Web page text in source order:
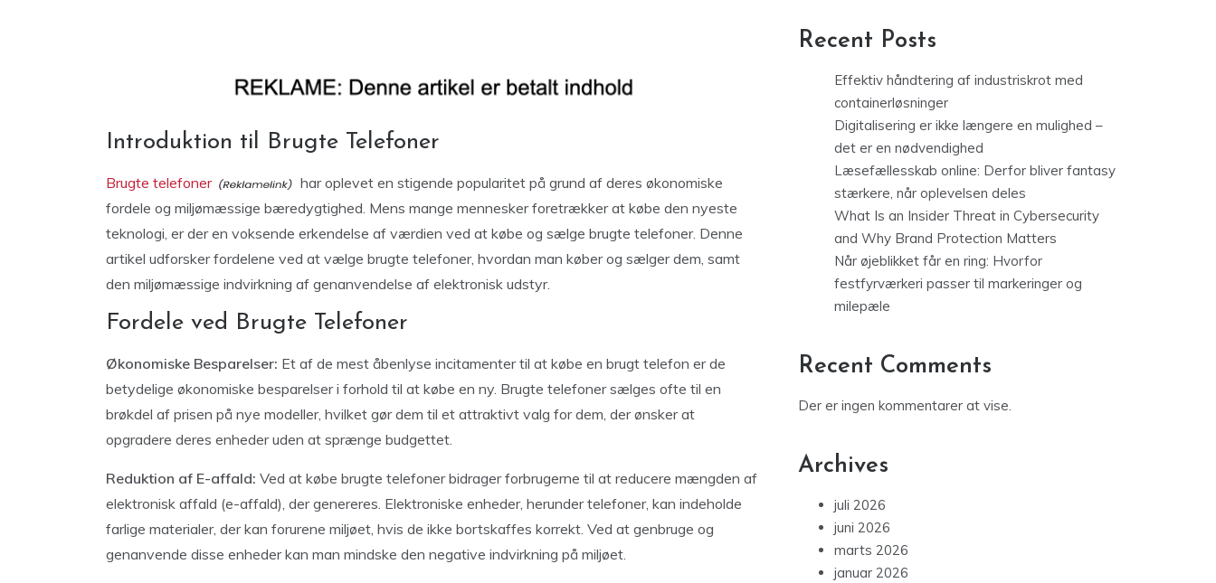
Introduktion til Brugte Telefoner
Brugte telefoner
har oplevet en stigende popularitet på grund af deres økonomiske
fordele og miljømæssige bæredygtighed. Mens mange mennesker foretrækker at købe den nyeste
teknologi, er der en voksende erkendelse af værdien ved at købe og sælge brugte telefoner. Denne
artikel udforsker fordelene ved at vælge brugte telefoner, hvordan man køber og sælger dem, samt
den miljømæssige indvirkning af genanvendelse af elektronisk udstyr.
Fordele ved Brugte Telefoner
Økonomiske Besparelser: Et af de mest åbenlyse incitamenter til at købe en brugt telefon er de
betydelige økonomiske besparelser i forhold til at købe en ny. Brugte telefoner sælges ofte til en
brøkdel af prisen på nye modeller, hvilket gør dem til et attraktivt valg for dem, der ønsker at
opgradere deres enheder uden at sprænge budgettet.
Reduktion af E-affald: Ved at købe brugte telefoner bidrager forbrugerne til at reducere mængden af
elektronisk affald (e-affald), der genereres. Elektroniske enheder, herunder telefoner, kan indeholde
farlige materialer, der kan forurene miljøet, hvis de ikke bortskaffes korrekt. Ved at genbruge og
genanvende disse enheder kan man mindske den negative indvirkning på miljøet.
Recent Posts
Effektiv håndtering af industriskrot med
containerløsninger
Digitalisering er ikke længere en mulighed –
det er en nødvendighed
Læsefællesskab online: Derfor bliver fantasy
stærkere, når oplevelsen deles
What Is an Insider Threat in Cybersecurity
and Why Brand Protection Matters
Når øjeblikket får en ring: Hvorfor
festfyrværkeri passer til markeringer og
milepæle
Recent Comments
Der er ingen kommentarer at vise.
Archives
juli 2026
juni 2026
marts 2026
januar 2026